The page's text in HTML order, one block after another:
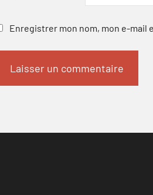
Enregistrer mon nom, mon e-mail